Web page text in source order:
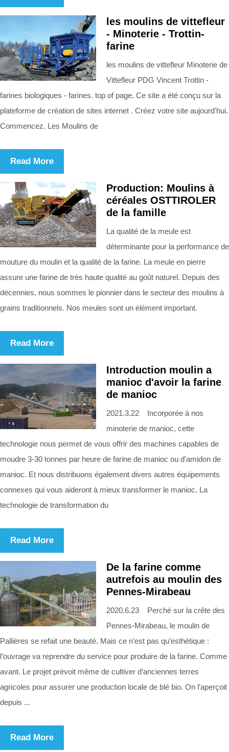
les moulins de vittefleur
- Minoterie - Trottin-
farine
les moulins de vittefleur Minoterie de
Vittefleur PDG Vincent Trottin -
farines biologiques - farines. top of page. Ce site a été conçu sur la
plateforme de création de sites internet . Créez votre site aujourd'hui.
Commencez. Les Moulins de
Read More
Production: Moulins à
céréales OSTTIROLER
de la famille
La qualité de la meule est
déterminante pour la performance de
mouture du moulin et la qualité de la farine. La meule en pierre
assure une farine de très haute qualité au goût naturel. Depuis des
décennies, nous sommes le pionnier dans le secteur des moulins à
grains traditionnels. Nos meules sont un élément important.
Read More
Introduction moulin a
manioc d'avoir la farine
de manioc
2021.3.22 Incorporée à nos
minoterie de manioc, cette
technologie nous permet de vous offrir des machines capables de
moudre 3-30 tonnes par heure de farine de manioc ou d'amidon de
manioc. Et nous distribuons également divers autres équipements
connexes qui vous aideront à mieux transformer le manioc. La
technologie de transformation du
Read More
De la farine comme
autrefois au moulin des
Pennes-Mirabeau
2020.6.23 Perché sur la crête des
Pennes-Mirabeau, le moulin de
Pallières se refait une beauté. Mais ce n’est pas qu’esthétique :
l’ouvrage va reprendre du service pour produire de la farine. Comme
avant. Le projet prévoit même de cultiver d’anciennes terres
agricoles pour assurer une production locale de blé bio. On l’aperçoit
depuis ...
Read More